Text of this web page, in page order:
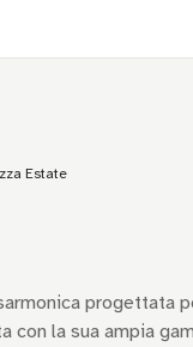
Estate
progettata
con la sua ampia